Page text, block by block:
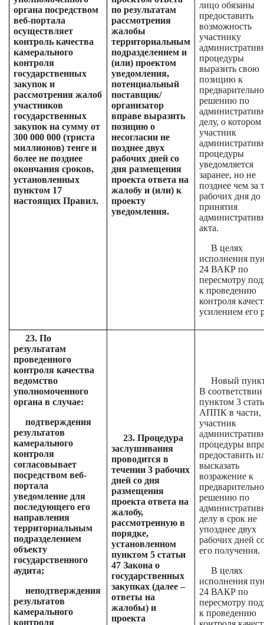
органа посредством
веб-портала
осуществляет
контроль качества
камерального
контроля
государственных
закупок и
рассмотрения жалоб
участников
государственных
закупок на сумму от
300 000 000 (триста
миллионов) тенге и
более не позднее
окончания сроков,
установленных
пунктом 17
настоящих Правил.
по результатам
рассмотрения
жалобы
территориальным
подразделением и
(или) проектом
уведомления,
потенциальный
поставщик/
организатор
вправе выразить
позицию о
несогласии не
позднее двух
рабочих дней со
дня размещения
проекта ответа на
жалобу и (или) к
проекту
уведомления.
лицо обязаны
предоставить
возможность
участнику
процедуры
выразить свою
позицию к
решению по
делу, о котором
участник
процедуры
уведомляется
заранее, но не
позднее чем за
рабочих дня до
принятия
акта.
В целях
исполнения
24 ВАКР по
пересмотру
к проведению
контроля
усилением его
23. По
результатам
проведенного
контроля качества
ведомство
уполномоченного
органа в случае:
подтверждения
результатов
камерального
контроля
согласовывает
посредством веб-
портала
уведомление для
последующего его
направления
территориальным
подразделением
объекту
государственного
аудита;
неподтверждения
результатов
камерального
контроля
23. Процедура
заслушивания
проводится в
течении 3 рабочих
дней со дня
размещения
проекта ответа на
жалобу,
рассмотренную в
порядке,
установленном
пунктом 5 статьи
47 Закона о
государственных
закупках (далее –
ответы на
жалобы) и
проекта
Новый
В соответствии
пунктом 3
АППК в части,
участник
процедуры
предоставить
высказать
возражение к
решению по
делу в срок не
упозднее двух
рабочих дней
его получения.
В целях
исполнения
24 ВАКР по
пересмотру
к проведению